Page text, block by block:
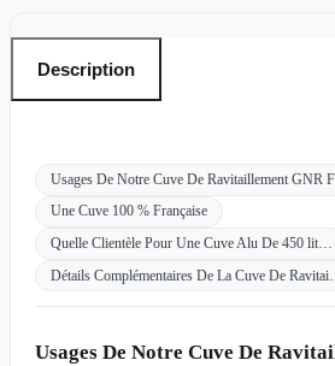
Description
Usages De Notre Cuve De Ravitaillement GNR
Une Cuve 100 % Française
Quelle Clientèle Pour Une Cuve Alu De 450 lit…
Détails Complémentaires De La Cuve De Ravitai…
Usages De Notre Cuve De